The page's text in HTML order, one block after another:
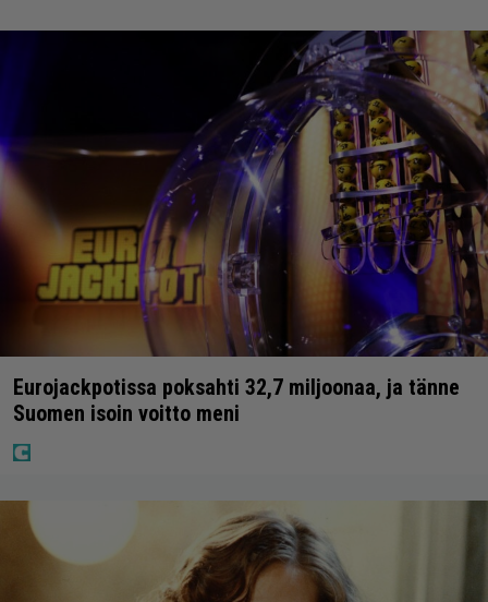
Eurojackpotissa poksahti 32,7 miljoonaa, ja tänne
Suomen isoin voitto meni